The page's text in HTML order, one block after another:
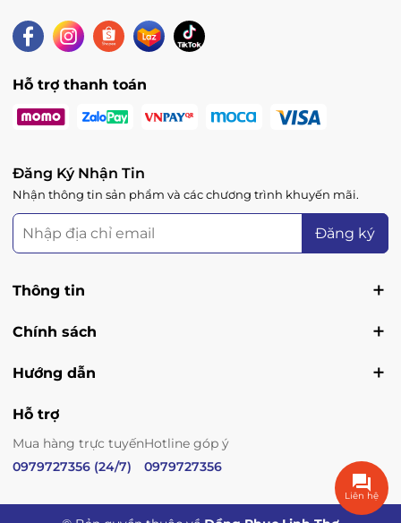
Hỗ trợ thanh toán
Đăng Ký Nhận Tin
Nhận thông tin sản phẩm và các chương trình khuyến mãi.
Đăng ký
Thông tin
Chính sách
Hướng dẫn
Hỗ trợ
Mua hàng trực tuyến
0979727356 (24/7)
Hotline góp ý
0979727356
Liên hệ